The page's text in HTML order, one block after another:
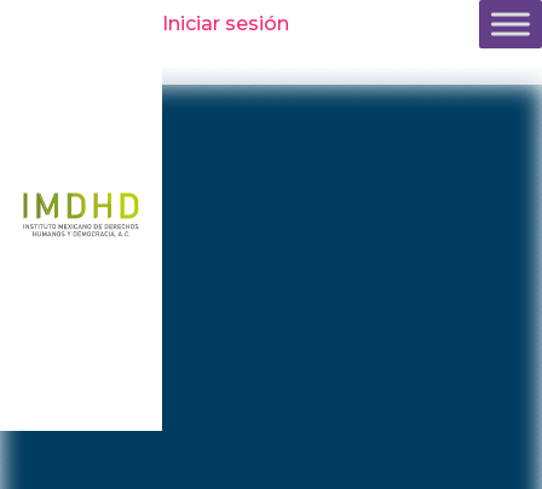
Iniciar sesión
Comunicación»Comunicados y boletines
Cartas de
apoyo al Mecanismo para la Verdad y el Esclarecimiento